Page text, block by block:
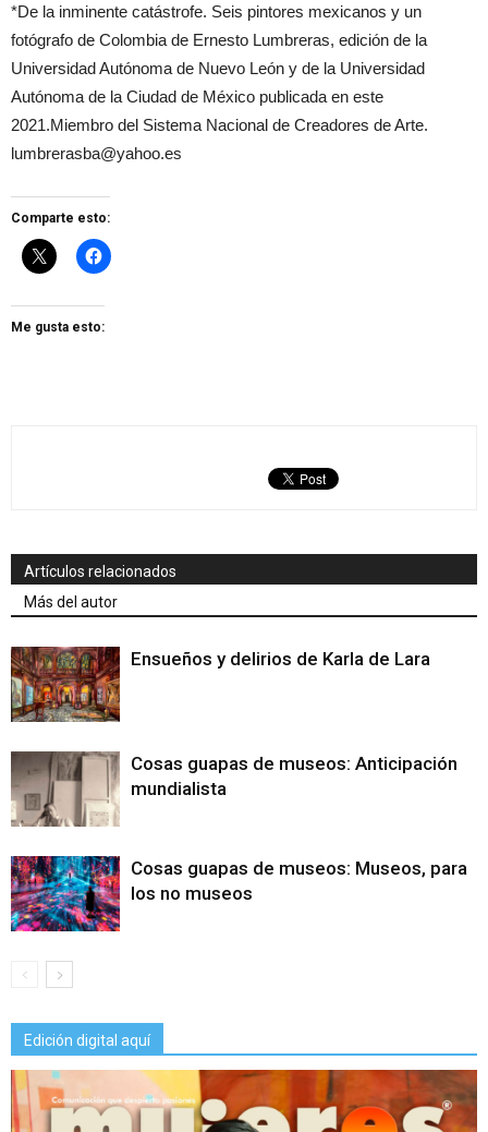
*De la inminente catástrofe. Seis pintores mexicanos y un
fotógrafo de Colombia de Ernesto Lumbreras, edición de la
Universidad Autónoma de Nuevo León y de la Universidad
Autónoma de la Ciudad de México publicada en este
2021.Miembro del Sistema Nacional de Creadores de Arte.
lumbrerasba@yahoo.es
Comparte esto:
Me gusta esto:
Artículos relacionados
Más del autor
Ensueños y delirios de Karla de Lara
Cosas guapas de museos: Anticipación
mundialista
Cosas guapas de museos: Museos, para
los no museos
Edición digital aquí